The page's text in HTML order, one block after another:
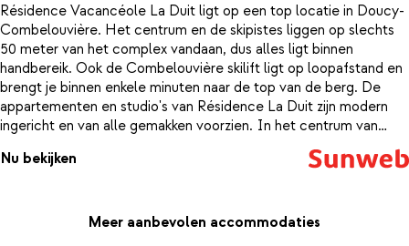
Résidence Vacancéole La Duit ligt op een top locatie in Doucy-
Combelouvière. Het centrum en de skipistes liggen op slechts
50 meter van het complex vandaan, dus alles ligt binnen
handbereik. Ook de Combelouvière skilift ligt op loopafstand en
brengt je binnen enkele minuten naar de top van de berg. De
appartementen en studio's van Résidence La Duit zijn modern
ingericht en van alle gemakken voorzien. In het centrum van
Doucy-Combelouvière vind je verschillende winkels, restaurants
en een supermarkt waar je terecht kunt voor de dagelijkse
keuken bereid je een heerlijk diner voor om vervolgens gezellig
Nu bekijken
Meer aanbevolen accommodaties